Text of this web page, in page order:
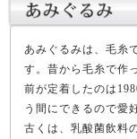
あみぐるみは、毛糸
す。昔から毛糸で作
前が定着したのは
う間にできるので愛
古くは、乳酸菌飲料